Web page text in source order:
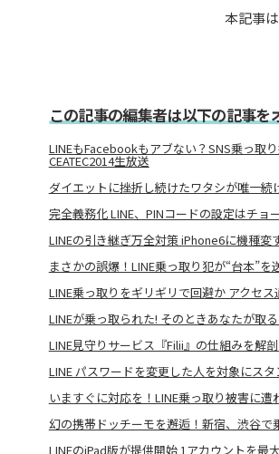
本記事
この記事の編集者は以下の記事を
LINEもFacebookもアブない？SNS乗っ取
CEATEC2014生放送
ダイエットに挫折し続けたワタシが唯一続
完全義務化 LINE、PINコードの設定はチョ
LINEの引き継ぎ万全対策 iPhone6に機種変
まさかの誤爆！LINE乗っ取り犯が“台本”を
LINE乗っ取りをギリギリで回避か アクセ
LINEが乗っ取られた! そのときあなたが取
LINE見守りサービス『Filii』の仕組みを解
LINE パスワードを変更した人を対象にス
いますぐに対応を！LINE乗っ取り被害に
幻の携帯ドッチーモを邂逅！新宿、渋谷
LINEのiPad版が提供開始 1アカウントを最